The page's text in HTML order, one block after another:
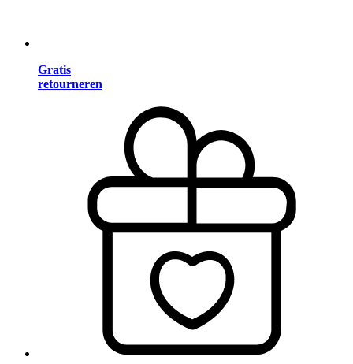
Gratis
retourneren